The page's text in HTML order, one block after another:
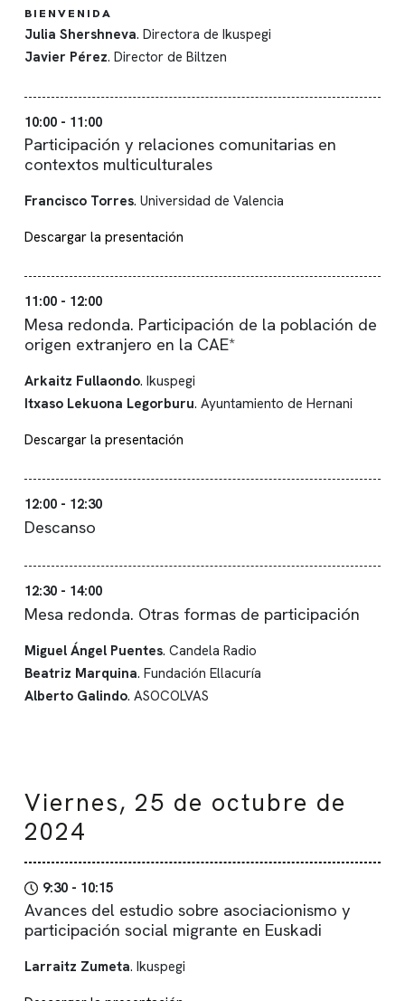
BIENVENIDA
Julia Shershneva. Directora de Ikuspegi
Javier Pérez. Director de Biltzen
10:00 - 11:00
Participación y relaciones comunitarias en
contextos multiculturales
Francisco Torres. Universidad de Valencia
Descargar la presentación
11:00 - 12:00
Mesa redonda. Participación de la población de
origen extranjero en la CAE*
Arkaitz Fullaondo. Ikuspegi
Itxaso Lekuona Legorburu. Ayuntamiento de Hernani
Descargar la presentación
12:00 - 12:30
Descanso
12:30 - 14:00
Mesa redonda. Otras formas de participación
Miguel Ángel Puentes. Candela Radio
Beatriz Marquina. Fundación Ellacuría
Alberto Galindo. ASOCOLVAS
Viernes, 25 de octubre de
2024
9:30 - 10:15
Avances del estudio sobre asociacionismo y
participación social migrante en Euskadi
Larraitz Zumeta. Ikuspegi